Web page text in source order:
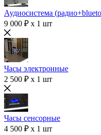
Аудиосистема
9 000 ₽ x 1 шт
Часы электронные
2 500 ₽ x 1 шт
Часы сенсорные
4 500 ₽ x 1 шт